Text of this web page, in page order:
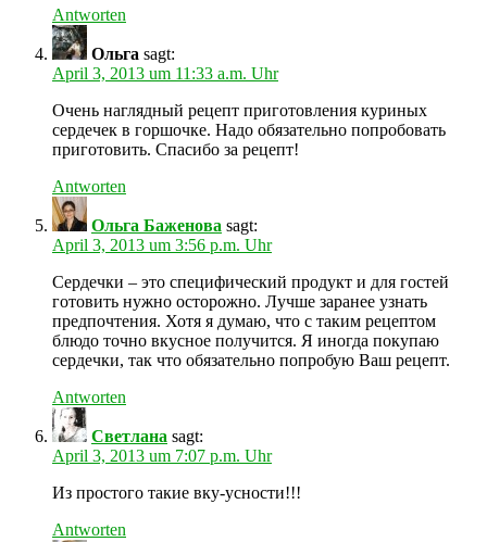
Antworten
Ольга sagt:
April 3, 2013 um 11:33 a.m. Uhr
Очень наглядный рецепт приготовления куриных
сердечек в горшочке. Надо обязательно попробовать
приготовить. Спасибо за рецепт!
Antworten
Ольга Баженова sagt:
April 3, 2013 um 3:56 p.m. Uhr
Сердечки – это специфический продукт и для гостей
готовить нужно осторожно. Лучше заранее узнать
предпочтения. Хотя я думаю, что с таким рецептом
блюдо точно вкусное получится. Я иногда покупаю
сердечки, так что обязательно попробую Ваш рецепт.
Antworten
Светлана sagt:
April 3, 2013 um 7:07 p.m. Uhr
Из простого такие вку-усности!!!
Antworten